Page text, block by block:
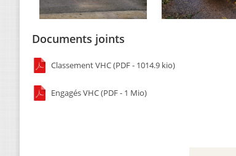
Documents joints
Classement VHC (PDF - 1014.9 kio)
Engagés VHC (PDF - 1 Mio)